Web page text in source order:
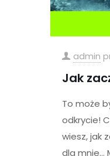
admin
Jak
To może
odkrycie!
wiesz, jak
dla mnie…